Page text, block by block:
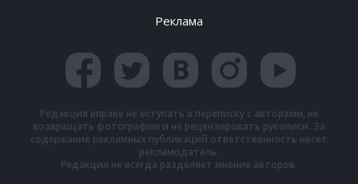
Реклама
Редакция вправе не вступать в переписку с авторами, не
возвращать фотографии и не рецензировать рукописи. За
содержание рекламных публикаций ответственность несет
рекламодатель.
Редакция не всегда разделяет мнение авторов.